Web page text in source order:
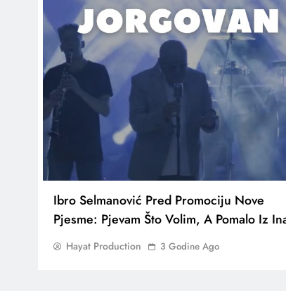
Ibro Selmanović Pred Promociju Nove
Pjesme: Pjevam Što Volim, A Pomalo Iz
Hayat Production 3 Godine Ago